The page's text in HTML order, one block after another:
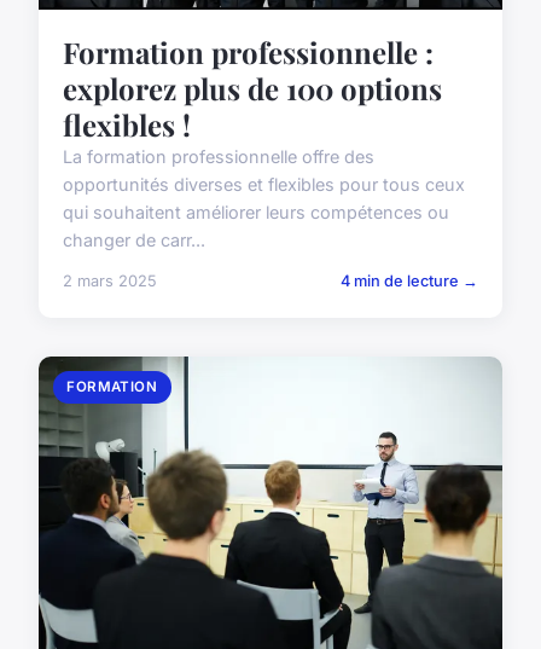
Formation professionnelle :
explorez plus de 100 options
flexibles !
La formation professionnelle offre des
opportunités diverses et flexibles pour tous ceux
qui souhaitent améliorer leurs compétences ou
changer de carr...
2 mars 2025 4 min de lecture →
FORMATION